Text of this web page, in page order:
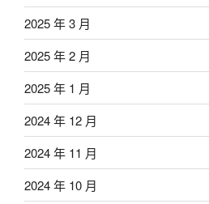
2025 年 3 月
2025 年 2 月
2025 年 1 月
2024 年 12 月
2024 年 11 月
2024 年 10 月